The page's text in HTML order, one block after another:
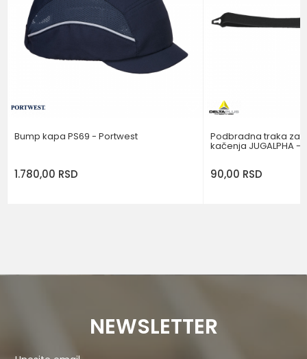
Bump kapa PS69 - Portwest
1.780,00 RSD
Podbradna traka za
kačenja JUGALPHA -
90,00 RSD
NEWSLETTER